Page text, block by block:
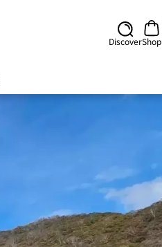
DiscoverShop